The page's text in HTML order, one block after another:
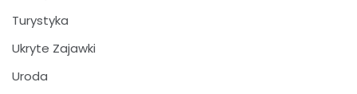
Turystyka
Ukryte Zajawki
Uroda